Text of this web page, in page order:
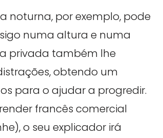
noturna, por exemplo, pode
numa altura e numa
privada também lhe
obtendo um
para o ajudar a progredir.
francês comercial
o seu explicador irá